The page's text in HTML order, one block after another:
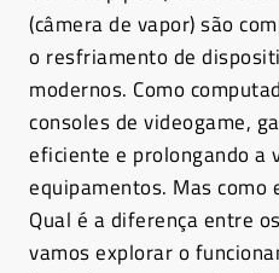
(câmera de vapor) são
o resfriamento de
modernos. Como
consoles de videogame,
eficiente e prolongando a
equipamentos. Mas como
Qual é a diferença entre
vamos explorar o